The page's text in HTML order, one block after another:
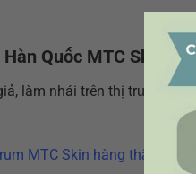
Quốc MTC Skin
làm nhái trên thị trường
MTC Skin hàng thật, hàng